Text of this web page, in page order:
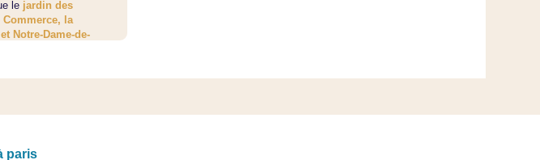
le jardin des
la
Notre-Dame-de-
paris